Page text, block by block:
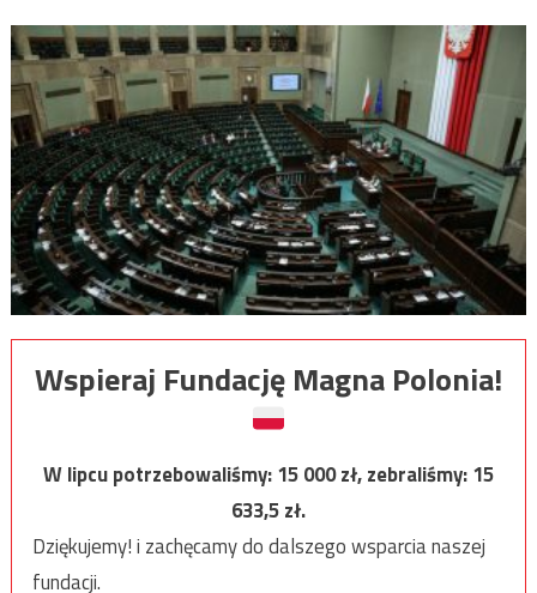
Wspieraj Fundację Magna Polonia!
W lipcu potrzebowaliśmy:15 000zł, zebraliśmy:15
633,5zł.
Dziękujemy! i zachęcamy do dalszego wsparcia naszej
fundacji.